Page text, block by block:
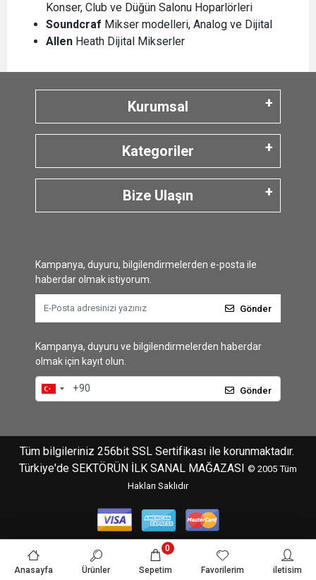
Konser, Club ve Düğün Salonu Hoparlörleri
Soundcraf Mikser modelleri, Analog ve Dijital
Allen Heath Dijital Mikserler
Kurumsal
Kategoriler
Bize Ulaşın
Kampanya, duyuru, bilgilendirmelerden e-posta ile
haberdar olmak istiyorum.
Gönder
Kampanya, duyuru ve bilgilendirmelerden haberdar
olmak için kayıt olun.
Gönder
Tüm bilgileriniz 256bit SSL Sertifikası ile korunmaktadır.
Türkiye'de SEKTÖRÜN İLK SANAL MAĞAZASI © 2005 Tüm
Hakları Saklıdır
Anasayfa Ürünler Sepetim
0
Favorilerim iletisim